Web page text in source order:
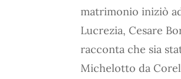
matrimonio iniziò
Lucrezia, Cesare
racconta che sia
Michelotto da